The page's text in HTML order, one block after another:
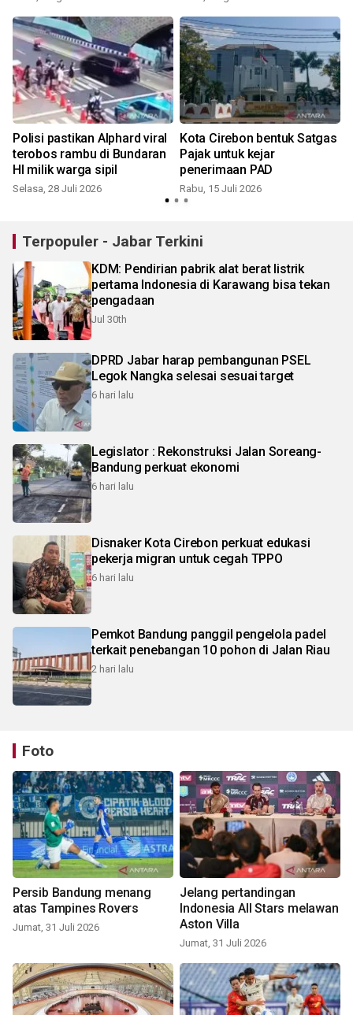
Polisi pastikan Alphard viral
terobos rambu di Bundaran
HI milik warga sipil
Selasa, 28 Juli 2026
Kota Cirebon bentuk Satgas
Pajak untuk kejar
penerimaan PAD
Rabu, 15 Juli 2026
Terpopuler - Jabar Terkini
KDM: Pendirian pabrik alat berat listrik
pertama Indonesia di Karawang bisa tekan
pengadaan
Jul 30th
DPRD Jabar harap pembangunan PSEL
Legok Nangka selesai sesuai target
6 hari lalu
Legislator : Rekonstruksi Jalan Soreang-
Bandung perkuat ekonomi
6 hari lalu
Disnaker Kota Cirebon perkuat edukasi
pekerja migran untuk cegah TPPO
6 hari lalu
Pemkot Bandung panggil pengelola padel
terkait penebangan 10 pohon di Jalan Riau
2 hari lalu
Foto
Persib Bandung menang
atas Tampines Rovers
Jumat, 31 Juli 2026
Jelang pertandingan
Indonesia All Stars melawan
Aston Villa
Jumat, 31 Juli 2026